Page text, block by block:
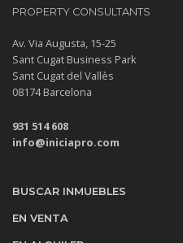
PROPERTY CONSULTANTS
Av. Via Augusta, 15-25
Sant Cugat Business Park
Sant Cugat del Vallès
08174 Barcelona
931 514 608
info@iniciapro.com
BUSCAR INMUEBLES
EN VENTA